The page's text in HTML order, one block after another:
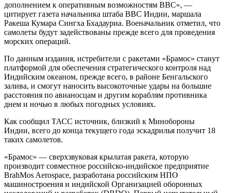
дополнением к оперативным возможностям ВВС», —
цитирует газета начальника штаба ВВС Индии, маршала
Ракеша Кумара Сингха Бхадауриа. Военачальник отметил, что
самолеты будут задействованы прежде всего для проведения
морских операций.
По данным издания, истребители с ракетами «Брамос» станут
платформой для обеспечения стратегического контроля над
Индийским океаном, прежде всего, в районе Бенгальского
залива, и смогут наносить высокоточные удары на большие
расстояния по авианосцам и другим кораблям противника
днем и ночью в любых погодных условиях.
Как сообщил ТАСС источник, близкий к Минобороны
Индии, всего до конца текущего года эскадрилья получит 18
таких самолетов.
«Брамос» — сверхзвуковая крылатая ракета, которую
производит совместное российско-индийское предприятие
BrahMos Aerospace, разработана российским НПО
машиностроения и индийской Организацией оборонных